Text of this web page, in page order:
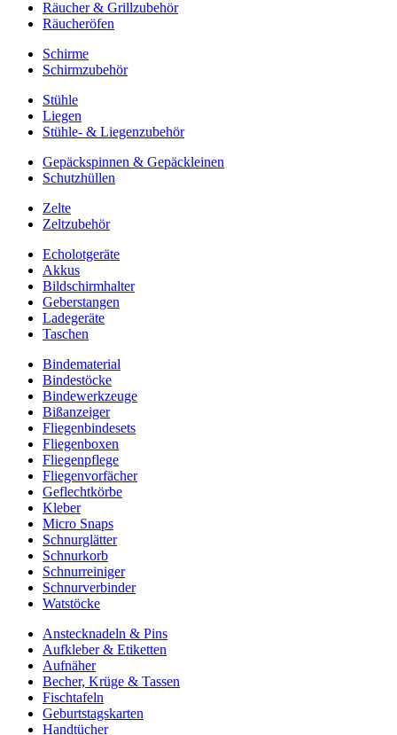
Räucher & Grillzubehör
Räucheröfen
Schirme
Schirmzubehör
Stühle
Liegen
Stühle- & Liegenzubehör
Gepäckspinnen & Gepäckleinen
Schutzhüllen
Zelte
Zeltzubehör
Echolotgeräte
Akkus
Bildschirmhalter
Geberstangen
Ladegeräte
Taschen
Bindematerial
Bindestöcke
Bindewerkzeuge
Bißanzeiger
Fliegenbindesets
Fliegenboxen
Fliegenpflege
Fliegenvorfächer
Geflechtkörbe
Kleber
Micro Snaps
Schnurglätter
Schnurkorb
Schnurreiniger
Schnurverbinder
Watstöcke
Anstecknadeln & Pins
Aufkleber & Etiketten
Aufnäher
Becher, Krüge & Tassen
Fischtafeln
Geburtstagskarten
Handtücher